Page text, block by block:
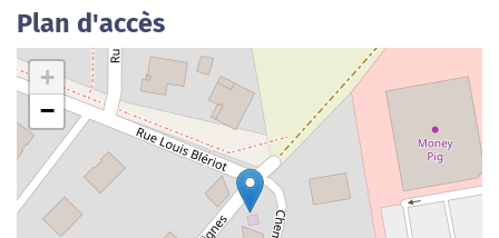
Plan d'accès
+
−